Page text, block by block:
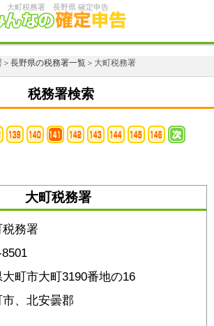
大町税務署 長野県 確定申告
＞ 長野県の税務署一覧＞大町税務署
税務署検索
大町税務署
税務署
町市大町3190番地の16
市、北安曇郡